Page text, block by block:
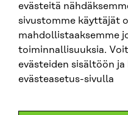
evästeitä
sivustomme käyttäjät
mahdollistaaksemme
toiminnallisuuksia.
evästeiden sisältöön
evästeasetus-sivulla
SITRA PÅ SOCIALA MEDIER
LinkedIn
Instagram
YouTube